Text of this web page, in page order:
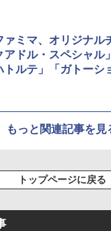
ァミマ、オリジナル
アドル・スペシャル
トルテ」「ガトーシ
もっと関連記事を見
トップページに戻る